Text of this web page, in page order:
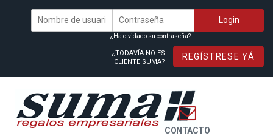
¿Ha olvidado su contraseña?
¿TODAVÍA NO ES
CLIENTE SUMA?
REGÍSTRESE YÁ
CONTACTO